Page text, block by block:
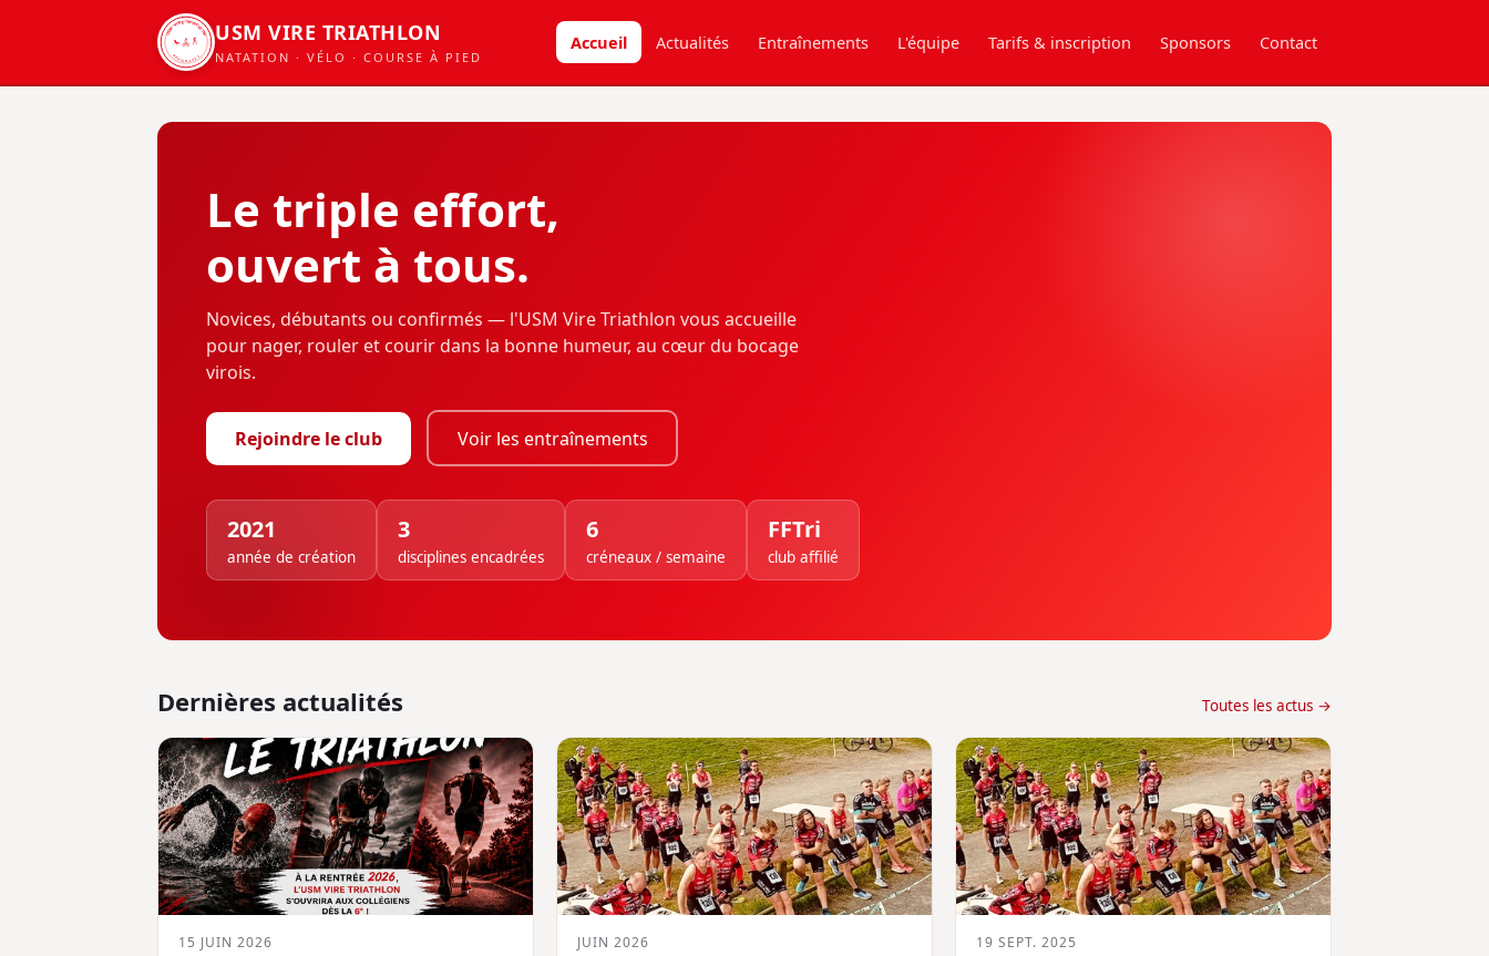
USM VIRE TRIATHLON
DEPUIS 2021
USM VIRE TRIATHLON
NATATION · VÉLO · COURSE À PIED
Accueil Actualités Entraînements L'équipe Tarifs & inscription Sponsors Contact
Le triple effort,
ouvert à tous.
Novices, débutants ou confirmés — l'USM Vire Triathlon vous accueille
pour nager, rouler et courir dans la bonne humeur, au cœur du bocage
virois.
Rejoindre le club Voir les entraînements
2021
année de création
3
disciplines encadrées
6
créneaux / semaine
FFTri
club affilié
Dernières actualités Toutes les actus →
15 JUIN 2026 JUIN 2026 19 SEPT. 2025